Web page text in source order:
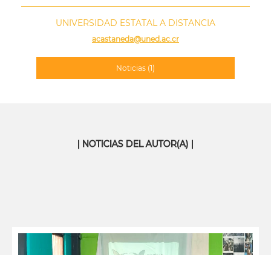
UNIVERSIDAD ESTATAL A DISTANCIA
acastaneda@uned.ac.cr
Noticias (1)
| NOTICIAS DEL AUTOR(A) |